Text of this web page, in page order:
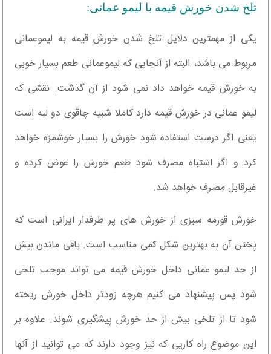
تلخ شدن خورش قیمه با لیمو عمانی:
یکی از مهمترین دلایل تلخ شدن خورش قیمه به لیموعمانی
مربوط می باشد، البته از آنجایی که لیموعمانی طعم بسیار خوبی
به خورش قیمه خواهد داد نمی شود از آن گذشت. نقشی که
لیمو عمانی در خورش قیمه دارد کاملا شبیه چاقوی دو لبه است
یعنی اگر درست استفاده شود خورش را بسیار خوشمزه خواهد
کرد و اگر اشتباه مصرف شود طعم خورش را عوض کرده و
غیرقابل مصرف خواهد شد.
خورش قورمه سبزی از خورش های پر طرفدار ایرانی است که
پختن آن به بهترین شکل کمی مناسب است. باقی ماندن بیش
از حد لیمو عمانی داخل خورش قیمه می تواند موجب تلخی
شود پس پیشنهاد می کنیم هرچه زودتر داخل خورش ریخته
شود تا از تلخی بیش از حد خورش پیشگیری شوند. علاوه بر
این موضوع راه کاریی که نیز وجود دارند که می توانید از آنها